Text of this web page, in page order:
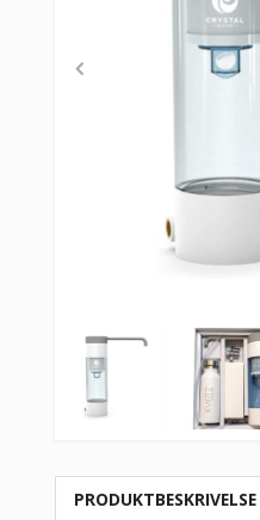
PRODUKTBESKRIVELSE